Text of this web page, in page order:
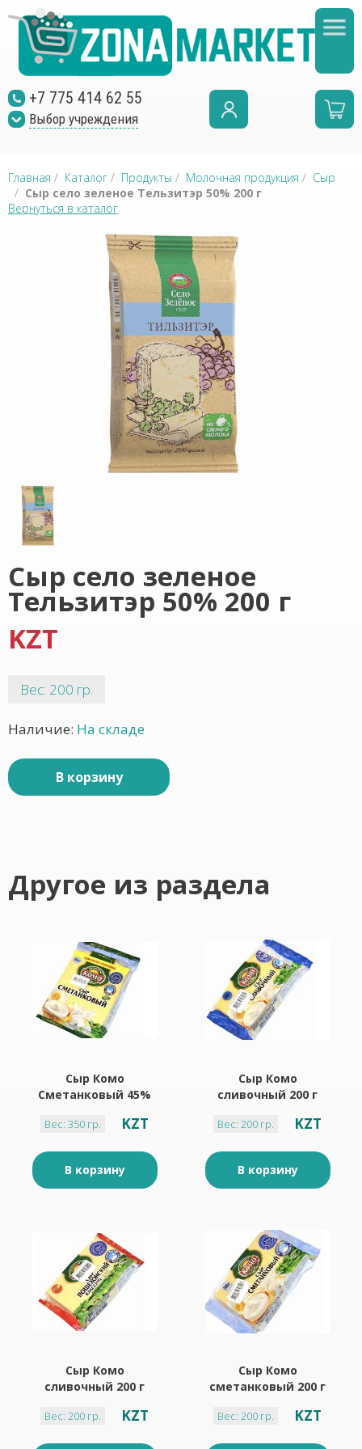
+7 775 414 62 55
Выбор учреждения
Главная / Каталог / Продукты / Молочная продукция / Сыр
/ Сыр село зеленое Тельзитэр 50% 200 г
Вернуться в каталог
Сыр село зеленое
Тельзитэр 50% 200 г
KZT
Вес: 200 гр.
Наличие: На складе
В корзину
Другое из раздела
Сыр Комо
Сметанковый 45%
Вес: 350 гр. KZT
В корзину
Сыр Комо
сливочный 200 г
Вес: 200 гр. KZT
В корзину
Сыр Комо
сливочный 200 г
Вес: 200 гр. KZT
Сыр Комо
сметанковый 200 г
Вес: 200 гр. KZT